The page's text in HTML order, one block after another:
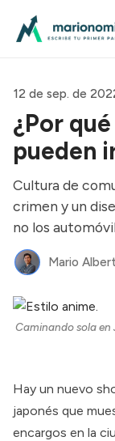
12 de sep. de
¿Por
pueden
Cultura de
crimen y un
no los
Mario
Caminando sola en
Hay un nuevo
japonés que
encargos en la